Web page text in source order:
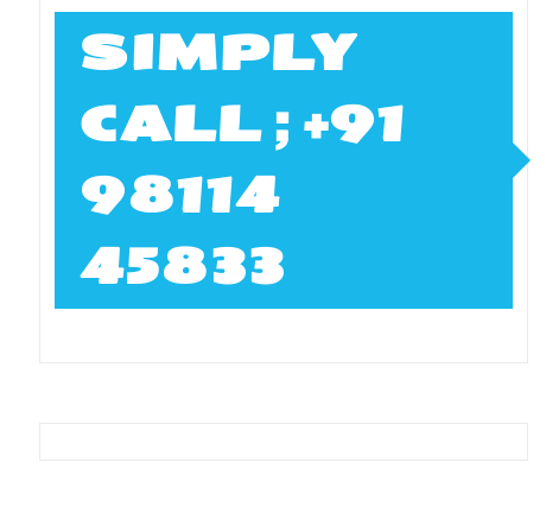
SIMPLY
CALL ; +91
98114
45833